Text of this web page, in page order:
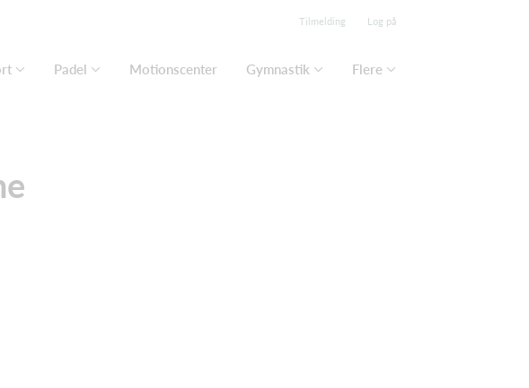
Tilmelding Log på
Padel Motionscenter Gymnastik Flere